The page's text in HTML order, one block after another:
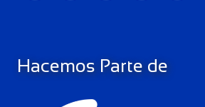
Hacemos Parte de